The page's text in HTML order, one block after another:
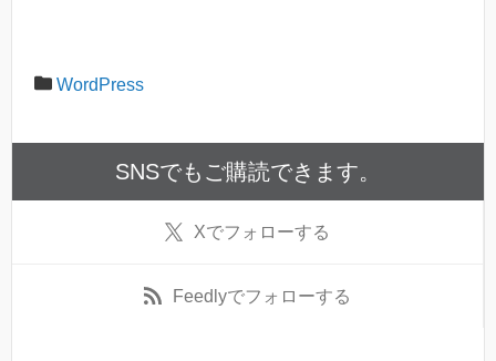
WordPress
SNSでもご購読できます。
Xでフォローする
Feedlyでフォローする